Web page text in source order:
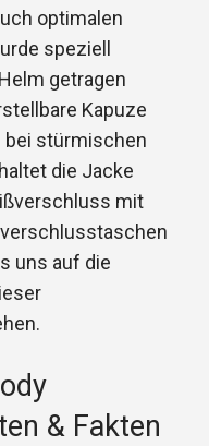
optimalen
speziell
getragen
Kapuze
stürmischen
die Jacke
mit
uns auf die
& Fakten